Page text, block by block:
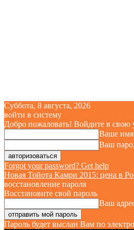
Суббота, 8 августа, 2026
войти в систему
Добро пожаловать! Войдите в свою
Ваше имя
Ваш
Forgot your password? Get help
Новая Тойота Камри 2015: цена в
восстановление пароля
Восстановите свой пароль
Ваш
Пароль будет выслан Вам по